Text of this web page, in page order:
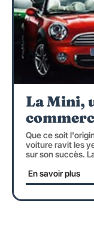
La Mini,
Que ce soit
voiture ravit les
sur son succès.
En savoir plus